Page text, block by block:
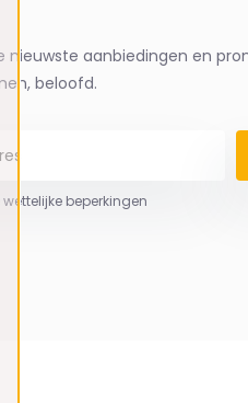
nieuwste aanbiedingen en
beloofd.
wettelijke beperkingen